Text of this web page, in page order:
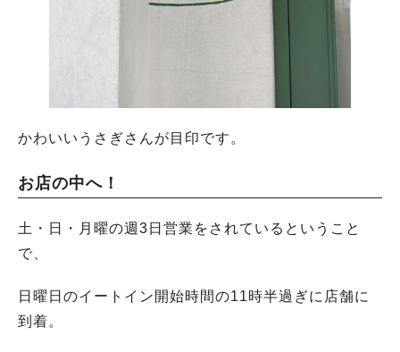
かわいいうさぎさんが目印です。
お店の中へ！
土・日・月曜の週3日営業をされているということ
で、
日曜日のイートイン開始時間の11時半過ぎに店舗に
到着。